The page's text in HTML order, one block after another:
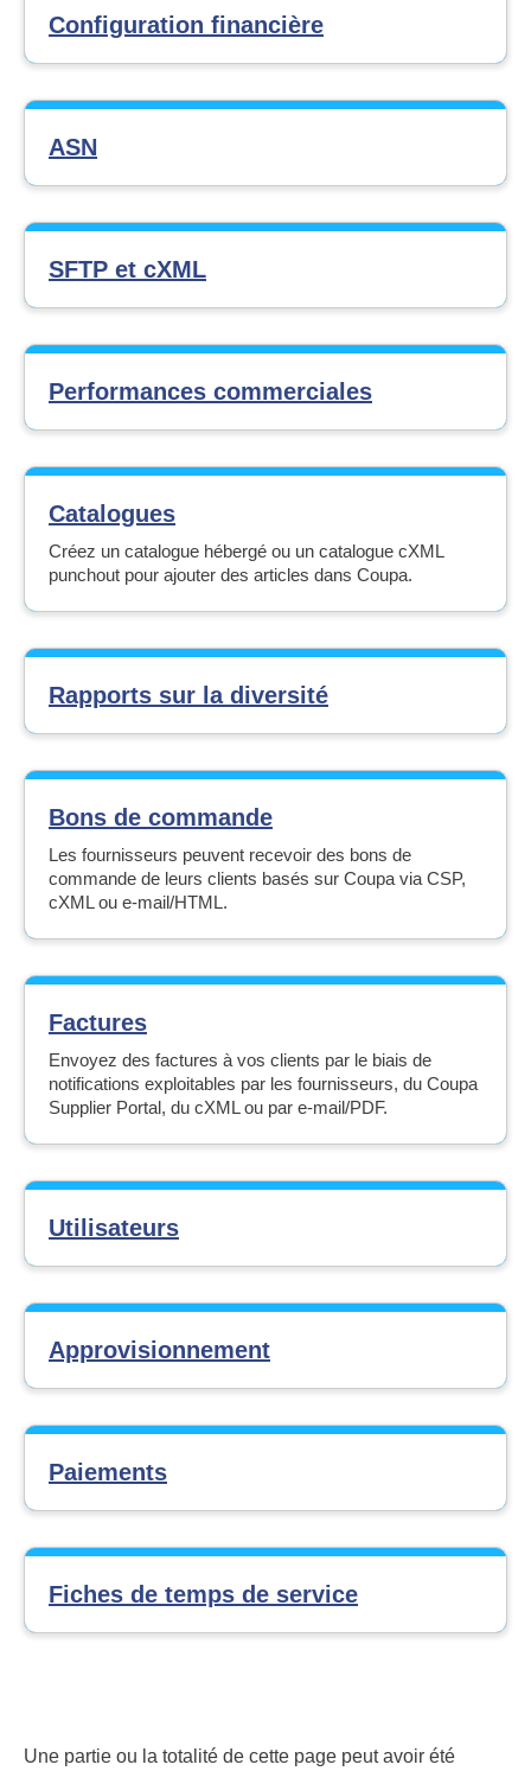
Configuration financière
ASN
SFTP et cXML
Performances commerciales
Catalogues
Créez un catalogue hébergé ou un catalogue cXML
punchout pour ajouter des articles dans Coupa.
Rapports sur la diversité
Bons de commande
Les fournisseurs peuvent recevoir des bons de
commande de leurs clients basés sur Coupa via CSP,
cXML ou e-mail/HTML.
Factures
Envoyez des factures à vos clients par le biais de
notifications exploitables par les fournisseurs, du Coupa
Supplier Portal, du cXML ou par e-mail/PDF.
Utilisateurs
Approvisionnement
Paiements
Fiches de temps de service
Une partie ou la totalité de cette page peut avoir été